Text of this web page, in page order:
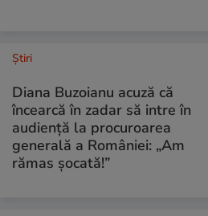
Ştiri
Diana Buzoianu acuză că
încearcă în zadar să intre în
audiență la procuroarea
generală a României: „Am
rămas șocată!”